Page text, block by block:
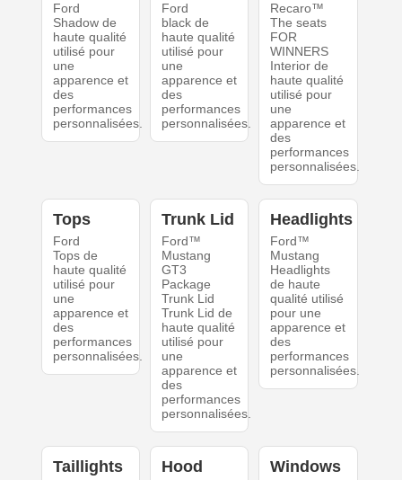
Ford
Shadow de
haute qualité
utilisé pour
une
apparence et
des
performances
personnalisées.
Ford
black de
haute qualité
utilisé pour
une
apparence et
des
performances
personnalisées.
Recaro™
The seats
FOR
WINNERS
Interior de
haute qualité
utilisé pour
une
apparence et
des
performances
personnalisées.
Tops
Ford
Tops de
haute qualité
utilisé pour
une
apparence et
des
performances
personnalisées.
Trunk Lid
Ford™
Mustang
GT3
Package
Trunk Lid
Trunk Lid de
haute qualité
utilisé pour
une
apparence et
des
performances
personnalisées.
Headlights
Ford™
Mustang
Headlights
de haute
qualité utilisé
pour une
apparence et
des
performances
personnalisées.
Taillights Hood Windows